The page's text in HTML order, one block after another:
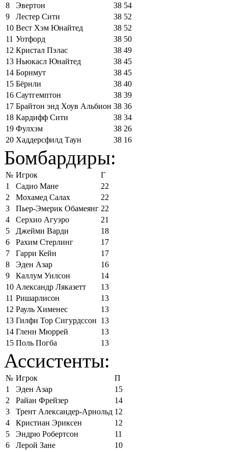
8
Эвертон 38 54
9
Лестер Сити 38 52
10 Вест Хэм Юнайтед 38 52
11 Уотфорд 38 50
12 Кристал Пэлас 38 49
13 Ньюкасл Юнайтед 38 45
14 Борнмут 38 45
15 Бёрнли 38 40
16 Саутгемптон 38 39
17 Брайтон энд Хоув Альбион 38 36
18 Кардифф Сити 38 34
19 Фулхэм 38 26
20 Хаддерсфилд Таун 38 16
Бомбардиры:
№ Игрок
Г
1
Садио Мане
22
2
Мохамед Салах
22
3
Пьер-Эмерик Обамеянг 22
4
Серхио Агуэро
21
5
Джейми Варди
18
6
Рахим Стерлинг
17
7
Гарри Кейн
17
8
Эден Азар
16
9
Каллум Уилсон
14
10 Александр Ляказетт
13
11 Ришарлисон
13
12 Рауль Хименес
13
13 Гилфи Тор Сигурдссон 13
14 Гленн Мюррей
13
15 Поль Погба 13
Ассистенты:
№ Игрок
П
1
Эден Азар
15
2
Райан Фрейзер
14
3
Трент Александер-Арнольд 12
4
Кристиан Эриксен
12
5
Эндрю Робертсон
11
6
Лерой Зане
10